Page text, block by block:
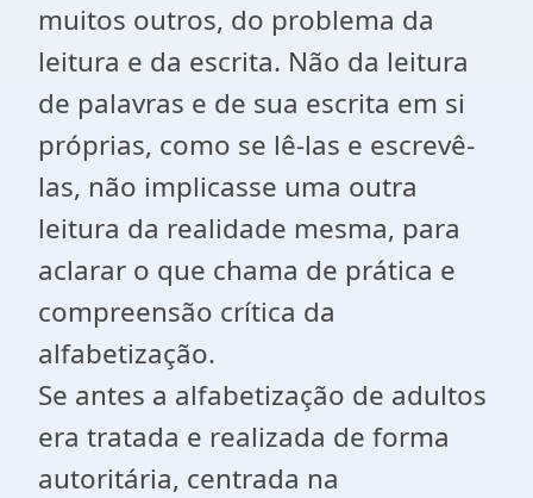
muitos outros, do problema da
leitura e da escrita. Não da leitura
de palavras e de sua escrita em si
próprias, como se lê-las e escrevê-
las, não implicasse uma outra
leitura da realidade mesma, para
aclarar o que chama de prática e
compreensão crítica da
alfabetização.
Se antes a alfabetização de adultos
era tratada e realizada de forma
autoritária, centrada na